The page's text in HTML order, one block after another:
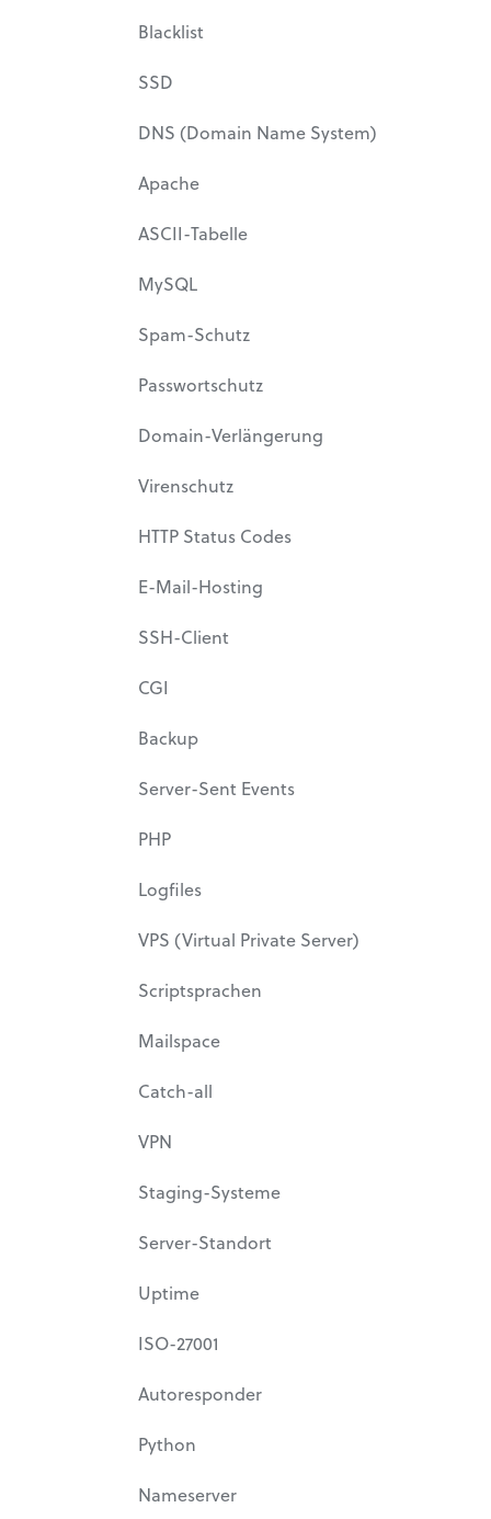
Blacklist
SSD
DNS (Domain Name System)
Apache
ASCII-Tabelle
MySQL
Spam-Schutz
Passwortschutz
Domain-Verlängerung
Virenschutz
HTTP Status Codes
E-Mail-Hosting
SSH-Client
CGI
Backup
Server-Sent Events
PHP
Logfiles
VPS (Virtual Private Server)
Scriptsprachen
Mailspace
Catch-all
VPN
Staging-Systeme
Server-Standort
Uptime
ISO-27001
Autoresponder
Python
Nameserver